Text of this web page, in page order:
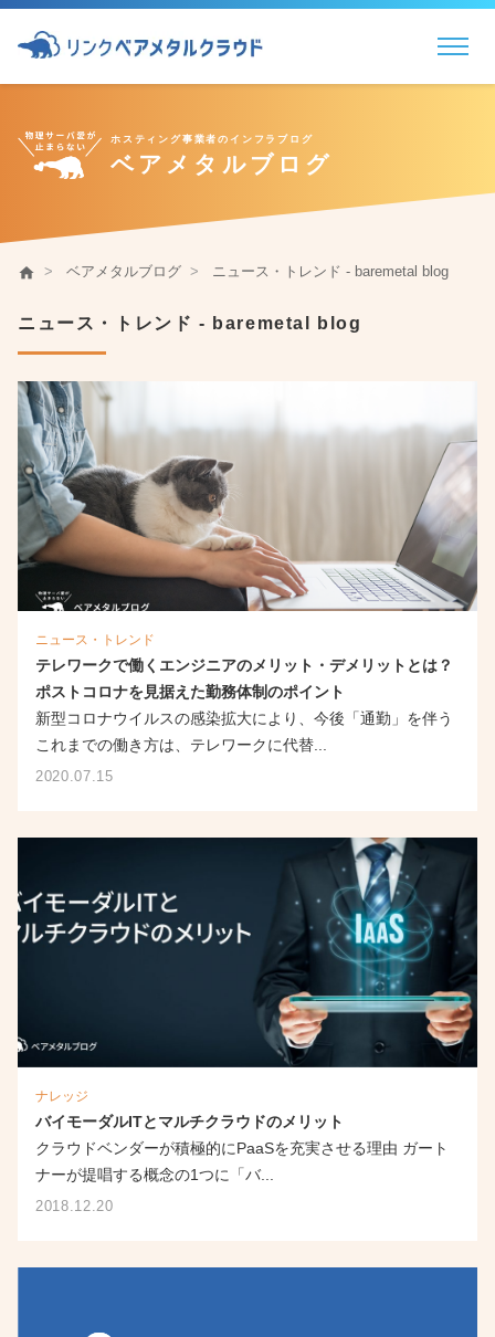
ホスティング事業者のインフラブログ
ベアメタルブログ
home ベアメタルブログ ニュース・トレンド - baremetal blog
ニュース・トレンド - baremetal blog
ニュース・トレンド
テレワークで働くエンジニアのメリット・デメリットとは？
ポストコロナを見据えた勤務体制のポイント
新型コロナウイルスの感染拡大により、今後「通勤」を伴う
これまでの働き方は、テレワークに代替...
2020.07.15
ナレッジ
バイモーダルITとマルチクラウドのメリット
クラウドベンダーが積極的にPaaSを充実させる理由 ガート
ナーが提唱する概念の1つに「バ...
2018.12.20